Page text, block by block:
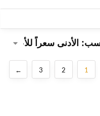
1
2
3
←